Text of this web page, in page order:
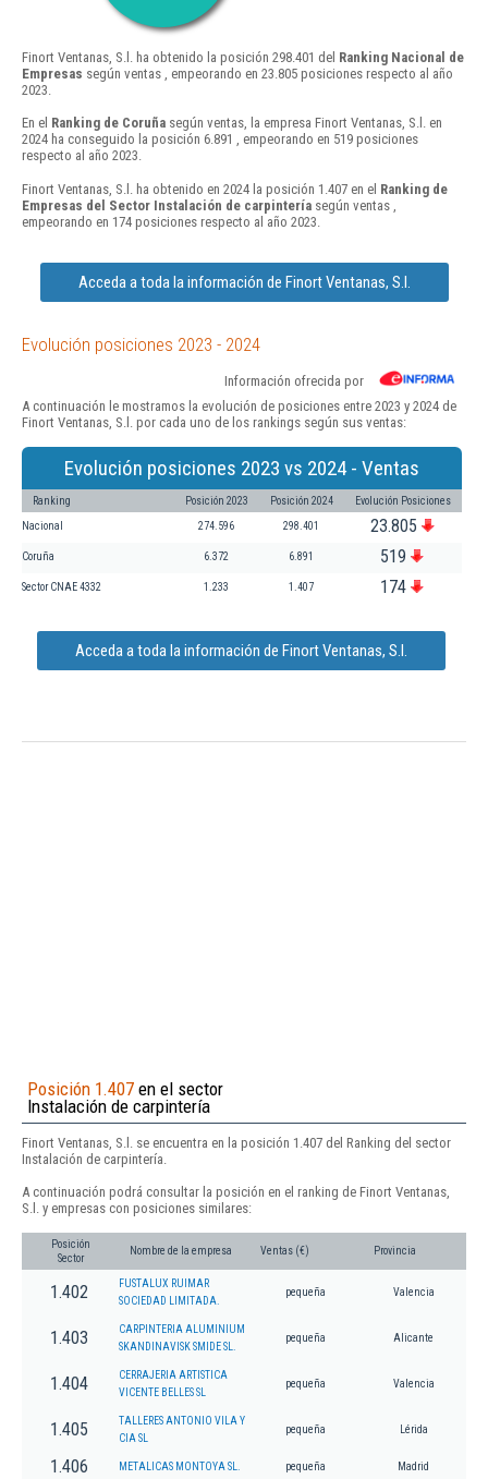
Finort Ventanas, S.l. ha obtenido la posición 298.401 del Ranking Nacional de
Empresas según ventas , empeorando en 23.805 posiciones respecto al año
2023.
En el Ranking de Coruña según ventas, la empresa Finort Ventanas, S.l. en
2024 ha conseguido la posición 6.891 , empeorando en 519 posiciones
respecto al año 2023.
Finort Ventanas, S.l. ha obtenido en 2024 la posición 1.407 en el Ranking de
Empresas del Sector Instalación de carpintería según ventas ,
empeorando en 174 posiciones respecto al año 2023.
Acceda a toda la información de Finort Ventanas, S.l.
Evolución posiciones 2023 - 2024
Información ofrecida por
A continuación le mostramos la evolución de posiciones entre 2023 y 2024 de
Finort Ventanas, S.l. por cada uno de los rankings según sus ventas:
Evolución posiciones 2023 vs 2024 - Ventas
Ranking Posición 2023 Posición 2024 Evolución Posiciones
Nacional 274.596 298.401 23.805
Coruña 6.372 6.891 519
Sector CNAE 4332 1.233 1.407 174
Acceda a toda la información de Finort Ventanas, S.l.
Posición 1.407 en el sector
Instalación de carpintería
Finort Ventanas, S.l. se encuentra en la posición 1.407 del Ranking del sector
Instalación de carpintería.
A continuación podrá consultar la posición en el ranking de Finort Ventanas,
S.l. y empresas con posiciones similares:
Posición
Sector
Nombre de la empresa Ventas (€) Provincia
1.402
FUSTALUX RUIMAR
SOCIEDAD LIMITADA.
pequeña Valencia
1.403
CARPINTERIA ALUMINIUM
SKANDINAVISK SMIDE SL.
pequeña Alicante
1.404
CERRAJERIA ARTISTICA
VICENTE BELLES SL
pequeña Valencia
1.405
TALLERES ANTONIO VILA Y
CIA SL
pequeña Lérida
1.406 METALICAS MONTOYA SL. pequeña Madrid